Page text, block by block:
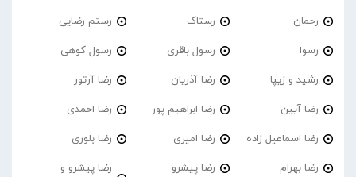
رحمان رستاک رستم رضایی
رسوا رسول باقری رسول کوهی
رشید و زیپا رضا آذریان رضا آرتور
رضا آیین رضا ابراهیم پور رضا احمدی
رضا اسماعیل زاده رضا امیری رضا بلوری
رضا بهرام رضا پیشرو
رضا پیشرو و